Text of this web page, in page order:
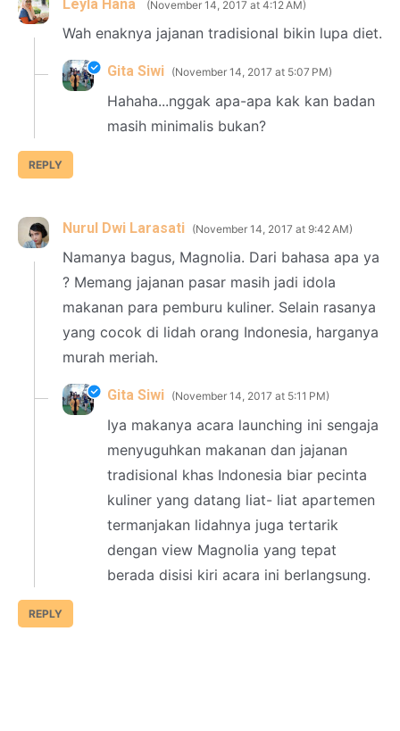
Leyla Hana November 14, 2017 at 4:12 AM
Wah enaknya jajanan tradisional bikin lupa diet.
REPLY
Gita Siwi November 14, 2017 at 5:07 PM
Hahaha...nggak apa-apa kak kan badan
masih minimalis bukan?
Nurul Dwi Larasati November 14, 2017 at 9:42 AM
Namanya bagus, Magnolia. Dari bahasa apa ya
? Memang jajanan pasar masih jadi idola
makanan para pemburu kuliner. Selain rasanya
yang cocok di lidah orang Indonesia, harganya
murah meriah.
REPLY
Gita Siwi November 14, 2017 at 5:11 PM
Iya makanya acara launching ini sengaja
menyuguhkan makanan dan jajanan
tradisional khas Indonesia biar pecinta
kuliner yang datang liat- liat apartemen
termanjakan lidahnya juga tertarik
dengan view Magnolia yang tepat
berada disisi kiri acara ini berlangsung.